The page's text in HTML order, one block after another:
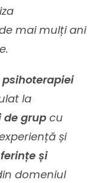
mai mulți ani
psihoterapiei
la
de grup cu
și
și
domeniul